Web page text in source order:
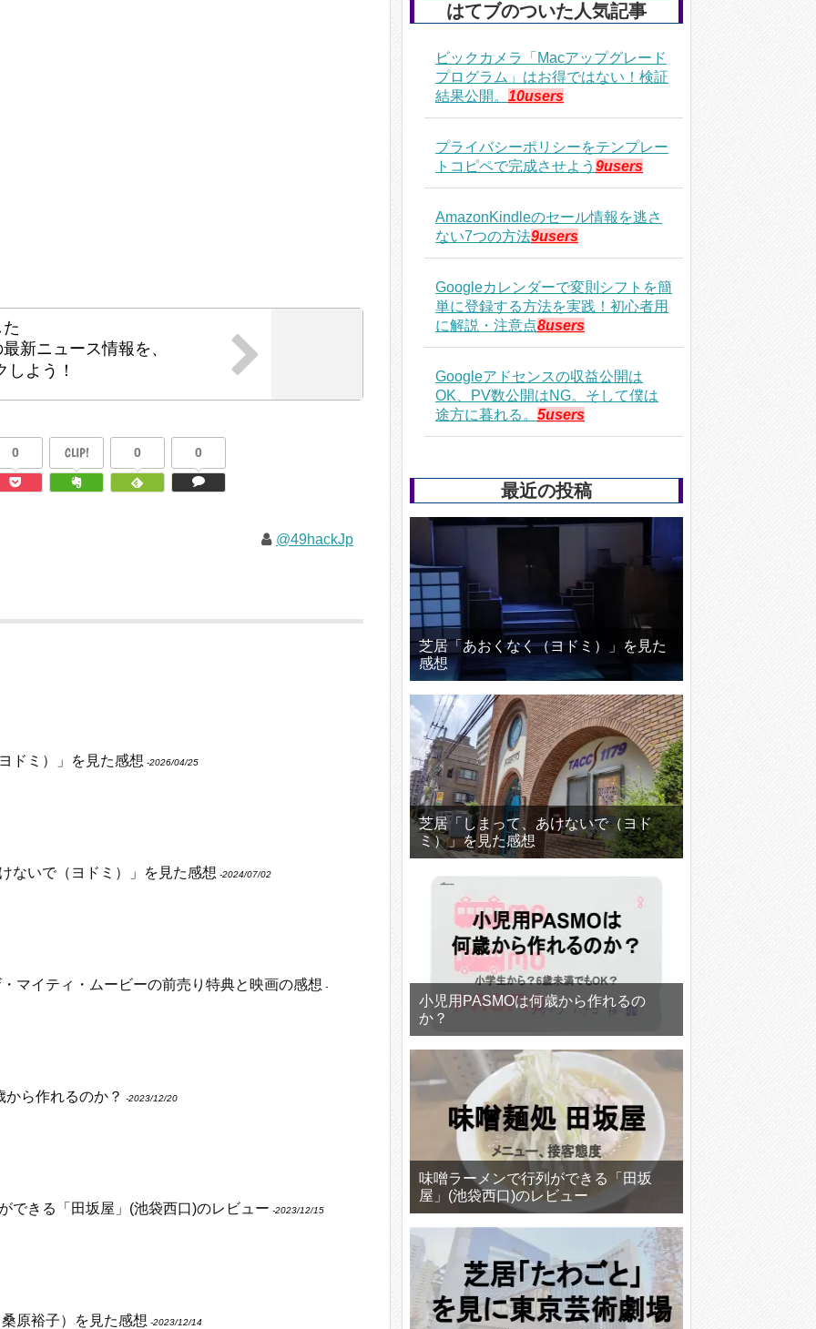
新ニュース情報を、
しよう！
0 CLIP! 0 0
@49hackJp
ドミ）」を見た感想 ‐2026/04/25
ないで（ヨドミ）」を見た感想 ‐2024/07/02
マイティ・ムービーの前売り特典と映画の感想 ‐
ら作れるのか？ ‐2023/12/20
できる「田坂屋」(池袋西口)のレビュー ‐2023/12/15
原裕子）を見た感想 ‐2023/12/14
はてブのついた人気記事
ビックカメラ「Macアップグレード
プログラム」はお得ではない！検証
結果公開。 10users
プライバシーポリシーをテンプレー
トコピペで完成させよう 9users
AmazonKindleのセール情報を逃さ
ない7つの方法9users
Googleカレンダーで変則シフトを簡
単に登録する方法を実践！初心者用
に解説・注意点8users
Googleアドセンスの収益公開は
OK、PV数公開はNG。そして僕は
途方に暮れる。 5users
最近の投稿
芝居「あおくなく（ヨドミ）」を見た
感想
芝居「しまって、あけないで（ヨド
ミ）」を見た感想
小児用PASMOは何歳から作れるの
か？
味噌ラーメンで行列ができる「田坂
屋」(池袋西口)のレビュー